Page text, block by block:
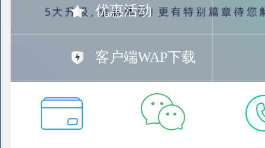
优惠活动
客户端WAP下载